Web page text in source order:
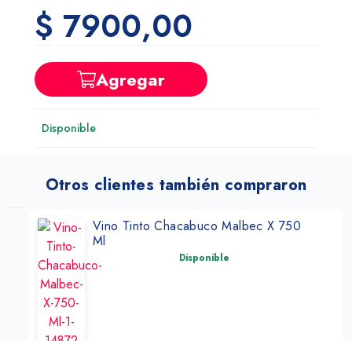
$ 7900,00
Agregar
Disponible
Otros clientes también compraron
Vino Tinto Chacabuco Malbec X 750
Ml
Disponible